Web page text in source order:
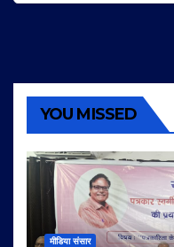
YOU MISSED
मीडिया संसार